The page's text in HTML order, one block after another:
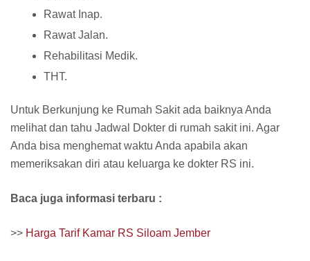
Rawat Inap.
Rawat Jalan.
Rehabilitasi Medik.
THT.
Untuk Berkunjung ke Rumah Sakit ada baiknya Anda
melihat dan tahu Jadwal Dokter di rumah sakit ini. Agar
Anda bisa menghemat waktu Anda apabila akan
memeriksakan diri atau keluarga ke dokter RS ini.
Baca juga informasi terbaru :
>> Harga Tarif Kamar RS Siloam Jember